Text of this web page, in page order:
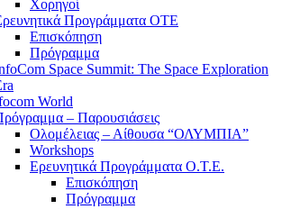
Χορηγοί
Προγράμματα ΟΤΕ
Επισκόπηση
Πρόγραμμα
Space Summit: The Space Exploration
World
– Παρουσιάσεις
Ολομέλειας – Αίθουσα “ΟΛΥΜΠΙΑ”
Workshops
Ερευνητικά Προγράμματα Ο.Τ.Ε.
Επισκόπηση
Πρόγραμμα